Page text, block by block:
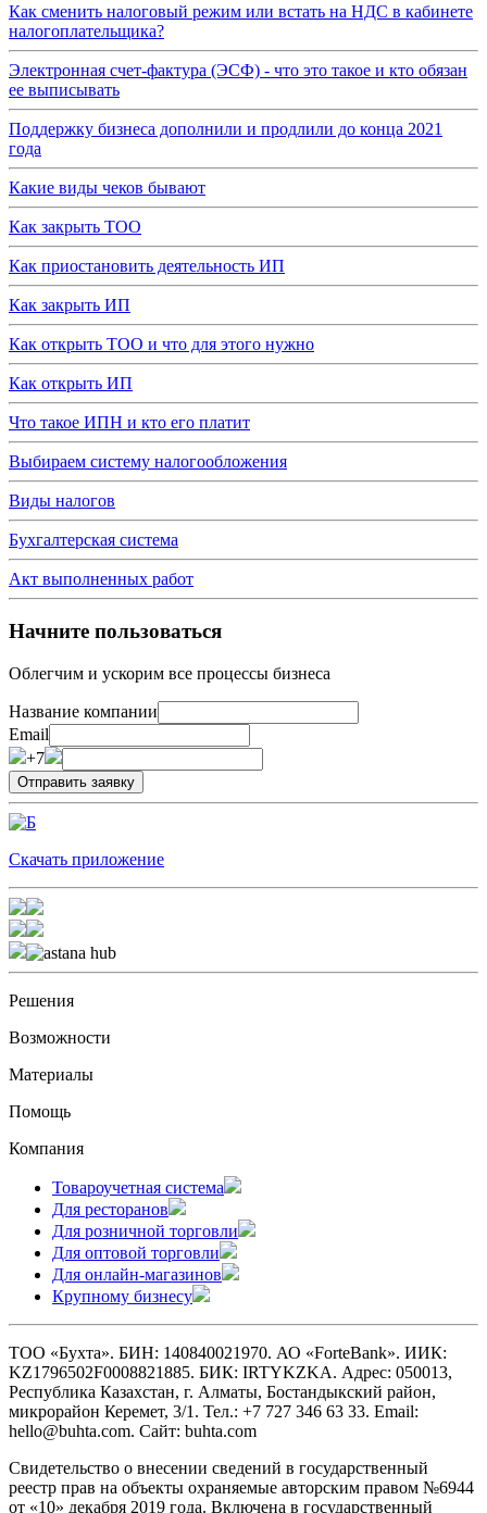
Как сменить налоговый режим или встать на НДС в кабинете
налогоплательщика?
Электронная счет-фактура (ЭСФ) - что это такое и кто обязан
ее выписывать
Поддержку бизнеса дополнили и продлили до конца 2021
года
Какие виды чеков бывают
Как закрыть ТОО
Как приостановить деятельность ИП
Как закрыть ИП
Как открыть ТОО и что для этого нужно
Как открыть ИП
Что такое ИПН и кто его платит
Выбираем систему налогообложения
Виды налогов
Бухгалтерская система
Акт выполненных работ
Начните пользоваться
Облегчим и ускорим все процессы бизнеса
Название компании
Email
+7
Скачать приложение
Решения
Возможности
Материалы
Помощь
Компания
Товароучетная система
Для ресторанов
Для розничной торговли
Для оптовой торговли
Для онлайн-магазинов
Крупному бизнесу
ТОО «Бухта». БИН: 140840021970. АО «ForteBank». ИИК:
KZ1796502F0008821885. БИК: IRTYKZKA. Адрес: 050013,
Республика Казахстан, г. Алматы, Бостандыкский район,
микрорайон Керемет, 3/1. Тел.: +7 727 346 63 33. Email:
hello@buhta.com. Сайт: buhta.com
Свидетельство о внесении сведений в государственный
реестр прав на объекты охраняемые авторским правом №6944
от «10» декабря 2019 года. Включена в государственный